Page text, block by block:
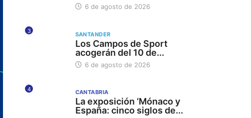
6 de agosto de 2026
3 SANTANDER
Los Campos de Sport
acogerán del 10 de...
6 de agosto de 2026
4 CANTABRIA
La exposición ‘Mónaco y
España: cinco siglos de...